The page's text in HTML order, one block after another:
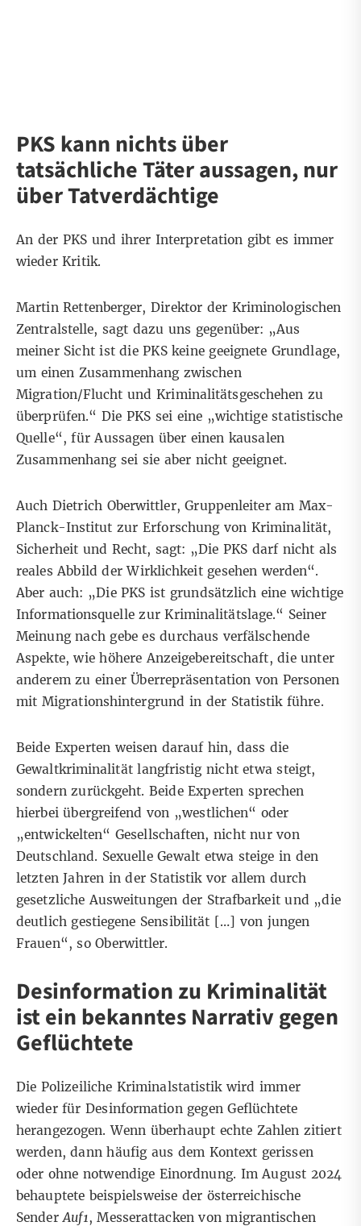
PKS kann nichts über
tatsächliche Täter aussagen, nur
über Tatverdächtige
An der PKS und ihrer Interpretation gibt es immer
wieder Kritik.
Martin Rettenberger, Direktor der Kriminologischen
Zentralstelle, sagt dazu uns gegenüber: „Aus
meiner Sicht ist die PKS keine geeignete Grundlage,
um einen Zusammenhang zwischen
Migration/Flucht und Kriminalitätsgeschehen zu
überprüfen.“ Die PKS sei eine „wichtige statistische
Quelle“, für Aussagen über einen kausalen
Zusammenhang sei sie aber nicht geeignet.
Auch Dietrich Oberwittler, Gruppenleiter am Max-
Planck-Institut zur Erforschung von Kriminalität,
Sicherheit und Recht, sagt: „Die PKS darf nicht als
reales Abbild der Wirklichkeit gesehen werden“.
Aber auch: „Die PKS ist grundsätzlich eine wichtige
Informationsquelle zur Kriminalitätslage.“ Seiner
Meinung nach gebe es durchaus verfälschende
Aspekte, wie höhere Anzeigebereitschaft, die unter
anderem zu einer Überrepräsentation von Personen
mit Migrationshintergrund in der Statistik führe.
Beide Experten weisen darauf hin, dass die
Gewaltkriminalität langfristig nicht etwa steigt,
sondern zurückgeht. Beide Experten sprechen
hierbei übergreifend von „westlichen“ oder
„entwickelten“ Gesellschaften, nicht nur von
Deutschland. Sexuelle Gewalt etwa steige in den
letzten Jahren in der Statistik vor allem durch
gesetzliche Ausweitungen der Strafbarkeit und „die
deutlich gestiegene Sensibilität […] von jungen
Frauen“, so Oberwittler.
Desinformation zu Kriminalität
ist ein bekanntes Narrativ gegen
Geflüchtete
Die Polizeiliche Kriminalstatistik wirdimmer
wiederfür Desinformation gegen Geflüchtete
herangezogen. Wenn überhaupt echte Zahlen zitiert
werden, dann häufig aus dem Kontext gerissen
oder ohne notwendige Einordnung. Im August 2024
behauptete beispielsweise der österreichische
SenderAuf1, Messerattacken von migrantischen